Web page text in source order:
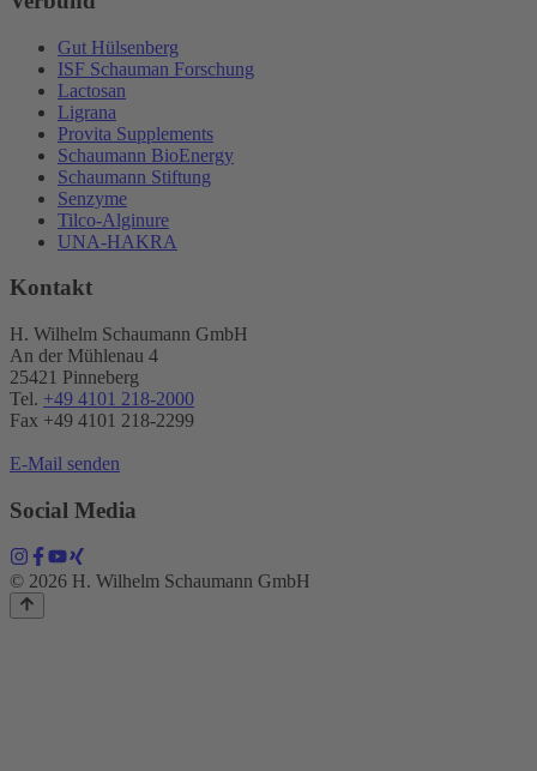
Gut Hülsenberg
ISF Schauman Forschung
Lactosan
Ligrana
Provita Supplements
Schaumann BioEnergy
Schaumann Stiftung
Senzyme
Tilco-Alginure
UNA-HAKRA
Kontakt
H. Wilhelm Schaumann GmbH
An der Mühlenau 4
25421 Pinneberg
Tel. +49 4101 218-2000
Fax +49 4101 218​-2299
E-Mail senden
Social Media
© 2026 H. Wilhelm Schaumann GmbH